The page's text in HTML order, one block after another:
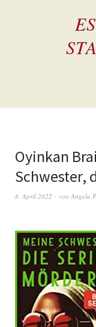
Oyinkan
Schwester,
8. April 2022 von Angela